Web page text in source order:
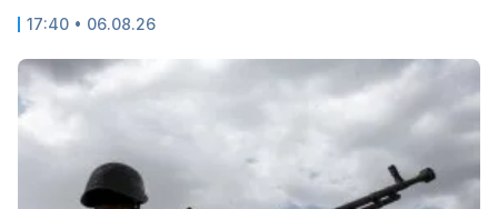
17:40 • 06.08.26